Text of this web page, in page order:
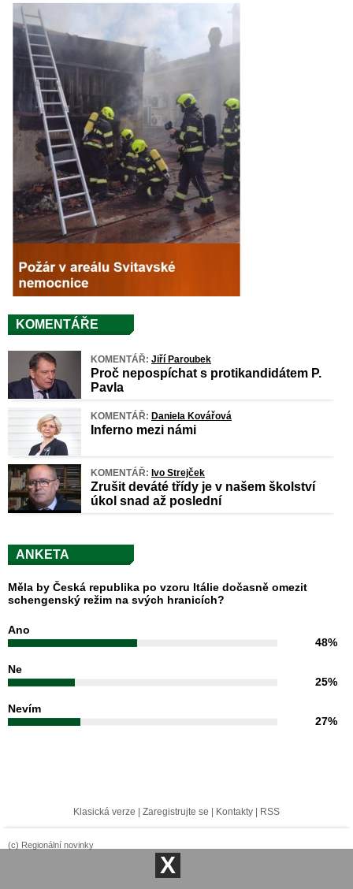
KOMENTÁŘE
KOMENTÁŘ: Jiří Paroubek
Proč nepospíchat s protikandidátem P.
Pavla
KOMENTÁŘ: Daniela Kovářová
Inferno mezi námi
KOMENTÁŘ: Ivo Strejček
Zrušit deváté třídy je v našem školství
úkol snad až poslední
ANKETA
Měla by Česká republika po vzoru Itálie dočasně omezit
schengenský režim na svých hranicích?
Ano
48%
Ne
25%
Nevím
27%
Klasická verze Zaregistrujte se Kontakty RSS
(c) Regionální novinky
X